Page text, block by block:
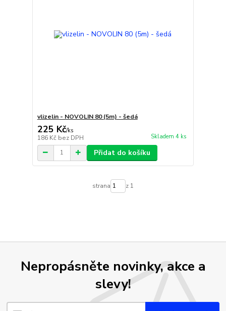
vlizelin - NOVOLIN 80 (5m) - šedá
225 Kč/ks
186 Kč bez DPH Skladem 4 ks
Přidat do košíku
strana z 1
Nepropásněte novinky, akce a
slevy!